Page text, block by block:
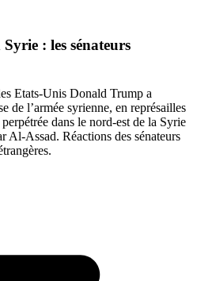
: les sénateurs
Etats-Unis Donald Trump a
de l’armée syrienne, en représailles
dans le nord-est de la Syrie
Al-Assad. Réactions des sénateurs